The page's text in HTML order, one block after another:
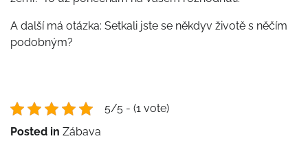
A další má otázka: Setkali jste se někdyv životě s něčím
podobným?
5/5 - (1 vote)
Posted in Zábava